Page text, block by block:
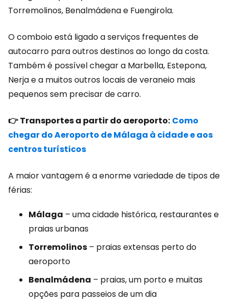
Torremolinos, Benalmádena e Fuengirola.
O comboio está ligado a serviços frequentes de
autocarro para outros destinos ao longo da costa.
Também é possível chegar a Marbella, Estepona,
Nerja e a muitos outros locais de veraneio mais
pequenos sem precisar de carro.
👉 Transportes a partir do aeroporto: Como
chegar do Aeroporto de Málaga à cidade e aos
centros turísticos
A maior vantagem é a enorme variedade de tipos de
férias:
Málaga – uma cidade histórica, restaurantes e
praias urbanas
Torremolinos – praias extensas perto do
aeroporto
Benalmádena – praias, um porto e muitas
opções para passeios de um dia